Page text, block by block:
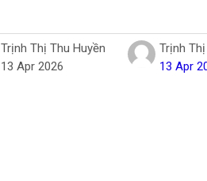
Trịnh Thị Thu Huyền
13 Apr 2026
Trịnh
13 Apr